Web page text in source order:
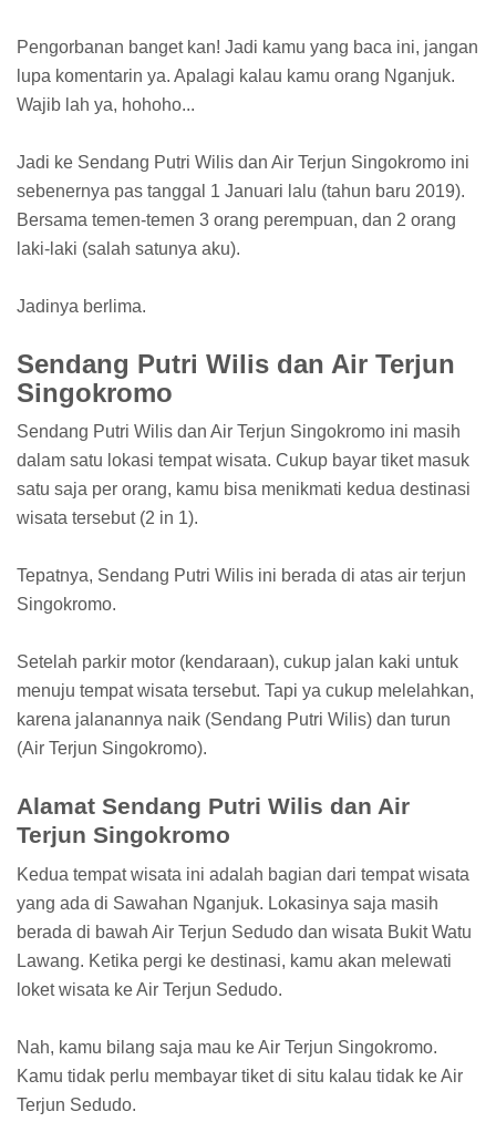
Pengorbanan banget kan! Jadi kamu yang baca ini, jangan
lupa komentarin ya. Apalagi kalau kamu orang Nganjuk.
Wajib lah ya, hohoho...
Jadi ke Sendang Putri Wilis dan Air Terjun Singokromo ini
sebenernya pas tanggal 1 Januari lalu (tahun baru 2019).
Bersama temen-temen 3 orang perempuan, dan 2 orang
laki-laki (salah satunya aku).
Jadinya berlima.
Sendang Putri Wilis dan Air Terjun
Singokromo
Sendang Putri Wilis dan Air Terjun Singokromo ini masih
dalam satu lokasi tempat wisata. Cukup bayar tiket masuk
satu saja per orang, kamu bisa menikmati kedua destinasi
wisata tersebut (2 in 1).
Tepatnya, Sendang Putri Wilis ini berada di atas air terjun
Singokromo.
Setelah parkir motor (kendaraan), cukup jalan kaki untuk
menuju tempat wisata tersebut. Tapi ya cukup melelahkan,
karena jalanannya naik (Sendang Putri Wilis) dan turun
(Air Terjun Singokromo).
Alamat Sendang Putri Wilis dan Air
Terjun Singokromo
Kedua tempat wisata ini adalah bagian dari tempat wisata
yang ada di Sawahan Nganjuk. Lokasinya saja masih
berada di bawah Air Terjun Sedudo dan wisata Bukit Watu
Lawang. Ketika pergi ke destinasi, kamu akan melewati
loket wisata ke Air Terjun Sedudo.
Nah, kamu bilang saja mau ke Air Terjun Singokromo.
Kamu tidak perlu membayar tiket di situ kalau tidak ke Air
Terjun Sedudo.